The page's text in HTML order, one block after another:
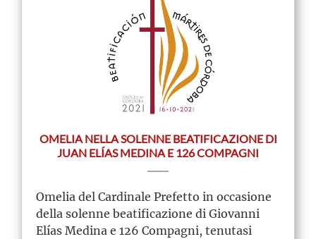
OMELIA NELLA SOLENNE BEATIFICAZIONE DI
JUAN ELÍAS MEDINA E 126 COMPAGNI
Omelia del Cardinale Prefetto in occasione
della solenne beatificazione di Giovanni
Elías Medina e 126 Compagni, tenutasi